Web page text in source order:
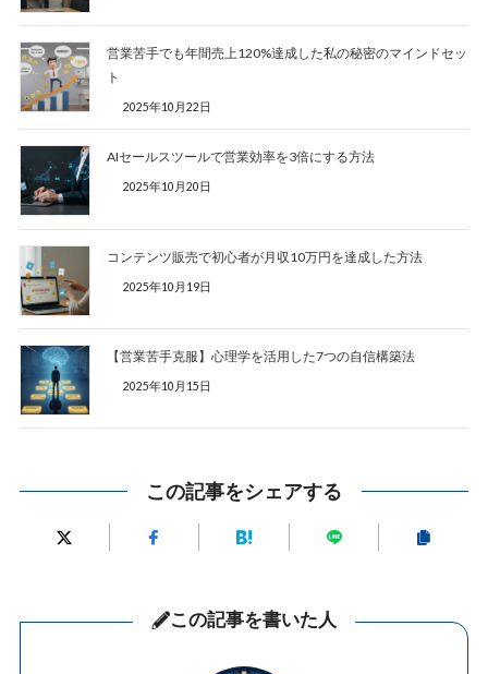
営業苦手でも年間売上120%達成した私の秘密のマインドセッ
ト
2025年10月22日
AIセールスツールで営業効率を3倍にする方法
2025年10月20日
コンテンツ販売で初心者が月収10万円を達成した方法
2025年10月19日
【営業苦手克服】心理学を活用した7つの自信構築法
2025年10月15日
この記事をシェアする
この記事を書いた人